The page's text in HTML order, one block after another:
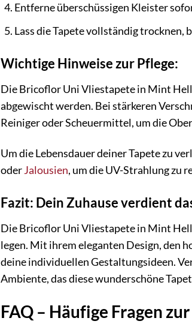
Entferne überschüssigen Kleister
Lass die Tapete vollständig trocknen,
Wichtige Hinweise zur Pflege:
Die Bricoflor Uni Vliestapete in Mint
abgewischt werden. Bei stärkeren
Reiniger oder Scheuermittel, um die
Um die Lebensdauer deiner Tapete zu
oderJalousien, um die UV-Strahlung zu
Fazit: Dein Zuhause verdient
Die Bricoflor Uni Vliestapete in Mint
legen. Mit ihrem eleganten Design, den
deine individuellen Gestaltungsideen.
Ambiente, das diese wunderschöne
FAQ – Häufige Fragen